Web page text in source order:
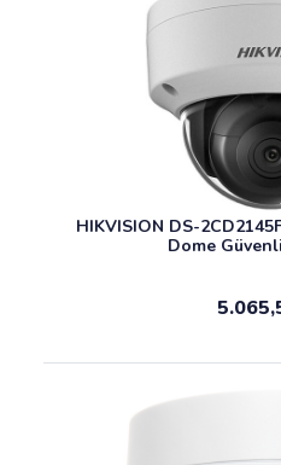
HIKVISION DS-
Dome